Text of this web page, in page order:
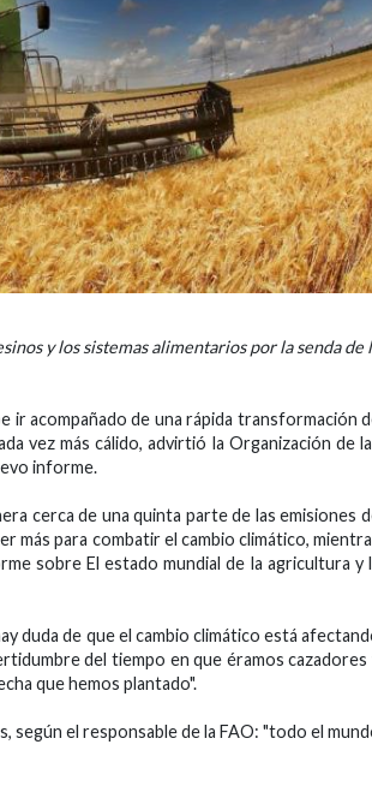
y los sistemas alimentarios por la senda de
ir acompañado de una rápida transformación
vez más cálido, advirtió la Organización de
informe.
cerca de una quinta parte de las emisiones
más para combatir el cambio climático,
sobre El estado mundial de la agricultura y
duda de que el cambio climático está
del tiempo en que éramos cazadores
que hemos plantado".
según el responsable de la FAO: "todo el